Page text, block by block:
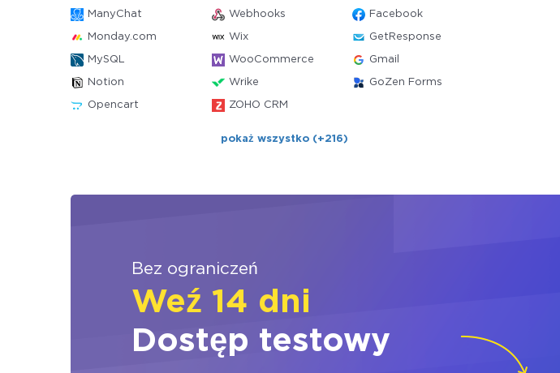
ManyChat Webhooks Facebook
Monday.com Wix GetResponse
MySQL WooCommerce Gmail
Notion Wrike GoZen Forms
Opencart ZOHO CRM
pokaż wszystko (+216)
Bez ograniczeń
Weź 14 dni
Dostęp testowy